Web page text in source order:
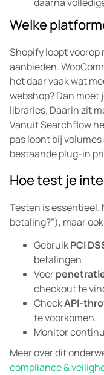
Welke
Shopify loopt
aanbieden.
het daar vaak wat
webshop? Dan moet
libraries. Daarin zit
Vanuit Searchflow
pas loont bij
bestaande plug-in
Hoe test je
Testen is
betaling?”), maar
GebruikPCI
betalingen.
Voer
checkout te
CheckAPI-
te voorkomen.
Monitor
Meer over dit
compliance &